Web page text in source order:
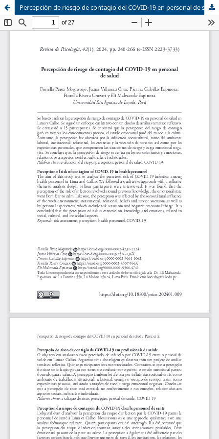
Percepción de riesgo de contagio del COVID-19 en personal de salud